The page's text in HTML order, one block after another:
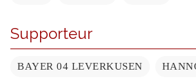
Supporteur
BAYER 04 LEVERKUSEN